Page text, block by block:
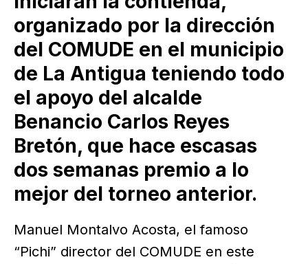
organizado por la dirección
del COMUDE en el municipio
de La Antigua teniendo todo
el apoyo del alcalde
Benancio Carlos Reyes
Bretón, que hace escasas
dos semanas premio a lo
mejor del torneo anterior.
Manuel Montalvo Acosta, el famoso
“Pichi” director del COMUDE en este